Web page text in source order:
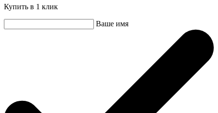
Купить в 1 клик
Ваше имя